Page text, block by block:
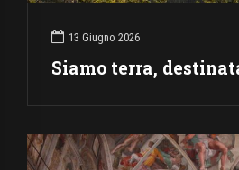
13 Giugno 2026
Siamo terra,